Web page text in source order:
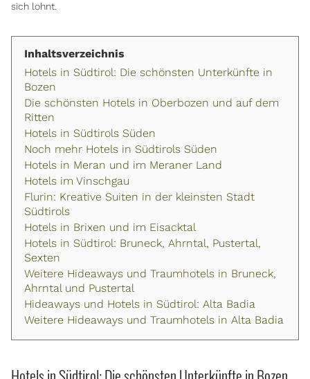
sich lohnt.
Inhaltsverzeichnis
Hotels in Südtirol: Die schönsten Unterkünfte in
Bozen
Die schönsten Hotels in Oberbozen und auf dem
Ritten
Hotels in Südtirols Süden
Noch mehr Hotels in Südtirols Süden
Hotels in Meran und im Meraner Land
Hotels im Vinschgau
Flurin: Kreative Suiten in der kleinsten Stadt
Südtirols
Hotels in Brixen und im Eisacktal
Hotels in Südtirol: Bruneck, Ahrntal, Pustertal,
Sexten
Weitere Hideaways und Traumhotels in Bruneck,
Ahrntal und Pustertal
Hideaways und Hotels in Südtirol: Alta Badia
Weitere Hideaways und Traumhotels in Alta Badia